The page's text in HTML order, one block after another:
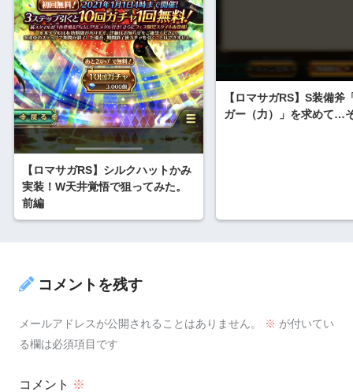
【ロマサガRS】シルクハットかみ
実装！W天井覚悟で狙ってみた。
前編
【ロマサガRS】S装備斧
ガー（力）」を求めて…
コメントを残す
メールアドレスが公開されることはありません。 ※ が付いてい
る欄は必須項目です
コメント ※